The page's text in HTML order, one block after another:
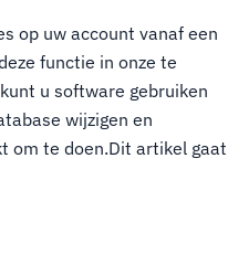
op uw account vanaf een
functie in onze te
u software gebruiken
wijzigen en
om te doen.Dit artikel gaat